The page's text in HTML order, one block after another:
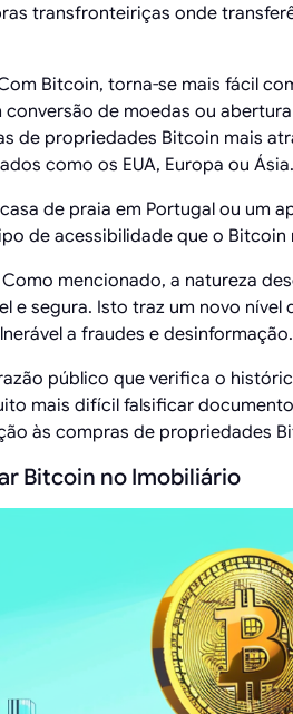
transfronteiriças onde
Bitcoin, torna-se mais fácil
de moedas ou
de propriedades Bitcoin mais
como os EUA, Europa ou Ásia.
de praia em Portugal ou um
de acessibilidade que o
Como mencionado, a natureza
e segura. Isto traz um novo
a fraudes e desinformação.
público que verifica o
mais difícil falsificar
às compras de propriedades
Bitcoin no Imobiliário